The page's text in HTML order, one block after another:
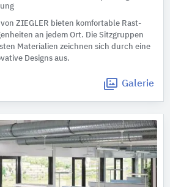
ZIEGLER bieten komfortable Rast-
an jedem Ort. Die Sitzgruppen
Materialien zeichnen sich durch eine
Designs aus.
Galerie